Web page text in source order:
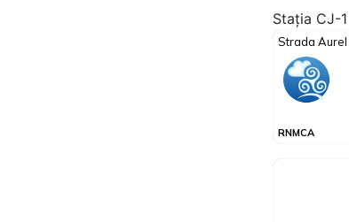
Stația CJ-1